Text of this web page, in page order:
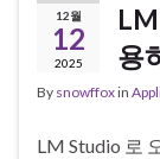
12월
12
2025
용
By snowffoxin
LM Studio 로